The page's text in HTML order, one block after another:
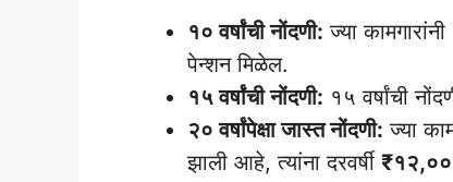
१० वर्षांची नोंदणी: ज्या
पेन्शन मिळेल.
१५ वर्षांची नोंदणी: १५ वर्षांची
२० वर्षांपेक्षा जास्त नोंदणी: ज्या
झाली आहे, त्यांना दरवर्षी